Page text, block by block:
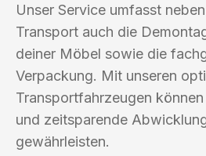
Unser Service umfasst
Transport auch die
deiner Möbel sowie die
Verpackung. Mit unseren
Transportfahrzeugen
und zeitsparende
gewährleisten.